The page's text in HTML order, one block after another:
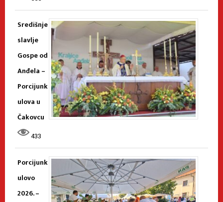
Središnje
slavlje
Gospe od
Anđela –
Porcijunk
ulova u
Čakovcu
433
Porcijunk
ulovo
2026. –